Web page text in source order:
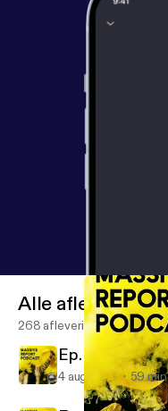
Alle afleveringen
268 afleveringen
Ep. 252
4 aug 2026 59 min